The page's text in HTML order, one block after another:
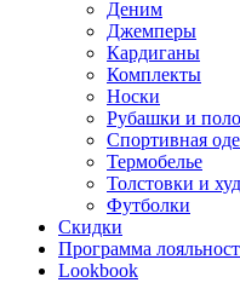
Деним
Джемперы
Кардиганы
Комплекты
Носки
Рубашки и поло
Спортивная
Термобелье
Толстовки и
Футболки
Скидки
Программа
Lookbook